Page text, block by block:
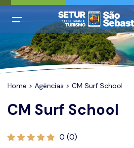
All filters
Menu Principal
Login
Home
Praias
Home > Agências > CM Surf School
CM Surf School
0 (0)